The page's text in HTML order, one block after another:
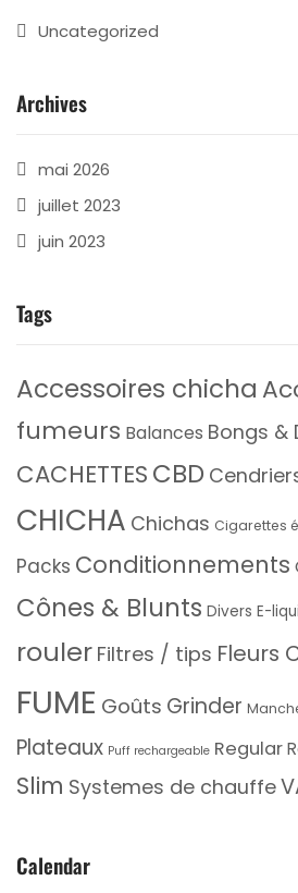
Uncategorized
Archives
mai 2026
juillet 2023
juin 2023
Tags
Accessoires chicha
fumeurs Balances Bongs &
CACHETTES CBD
CHICHA Chichas Cigarettes
Packs Conditionnements
Cônes & Blunts Divers E-
rouler Filtres / tips Fleurs
FUME Goûts Grinder
Plateaux Puff rechargeable Regular
Slim Systemes de chauffe
Calendar